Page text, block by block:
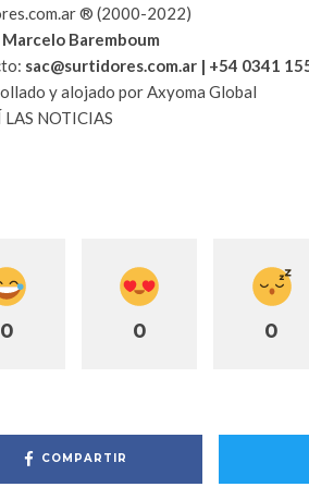
® (2000-2022)
Marcelo Baremboum
sac@surtidores.com.ar | +54 0341
y alojado por Axyoma Global
LAS NOTICIAS
0 0 0
COMPARTIR